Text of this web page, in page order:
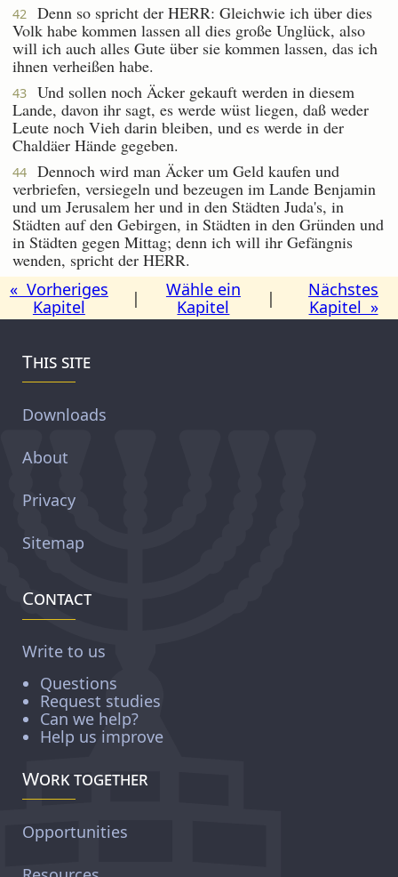
42
Denn so spricht der HERR: Gleichwie ich über dies
Volk habe kommen lassen all dies große Unglück, also
will ich auch alles Gute über sie kommen lassen, das ich
ihnen verheißen habe.
43
Und sollen noch Äcker gekauft werden in diesem
Lande, davon ihr sagt, es werde wüst liegen, daß weder
Leute noch Vieh darin bleiben, und es werde in der
Chaldäer Hände gegeben.
44
Dennoch wird man Äcker um Geld kaufen und
verbriefen, versiegeln und bezeugen im Lande Benjamin
und um Jerusalem her und in den Städten Juda's, in
Städten auf den Gebirgen, in Städten in den Gründen und
in Städten gegen Mittag; denn ich will ihr Gefängnis
wenden, spricht der HERR.
« Vorheriges
Kapitel
|
Wähle ein
Kapitel
|
Nächstes
Kapitel »
This site
Downloads
About
Privacy
Sitemap
Contact
Write to us
Questions
Request studies
Can we help?
Help us improve
Work together
Opportunities